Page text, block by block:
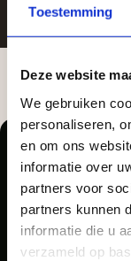
Toestemming
Deze website
We gebruiken
personaliseren,
en om ons
informatie over
partners voor
partners kunnen
informatie die u
verzameld op
Geen
Waardenburg
de
zaterdag.
Pellegrom